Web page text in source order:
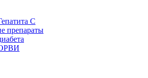
С
препараты